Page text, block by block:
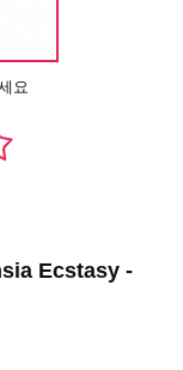
요
Ecstasy -